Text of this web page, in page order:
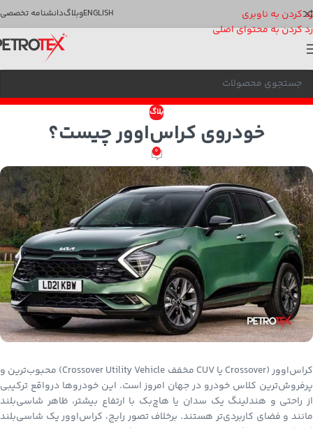
رد کردن به ناوبری
رد کردن به محتوای اصلی
ENGLISHوبلاگدانشنامه تخصصی
بلاگ
خودروی کراس‌اوور چیست؟
0
کراس‌اوور (Crossover یا CUV مخفف Crossover Utility Vehicle) محبوب‌ترین و
پرفروش‌ترین کلاس خودرو در جهان امروز است. این خودروها درواقع ترکیبی
از راحتی و هندلینگ یک سدان یا هاچ‌بک با ارتفاع بیشتر، ظاهر شاسی‌بلند
مانند و فضای کاربردی‌تر هستند. برخلاف تصور رایج، کراس‌اوور یک شاسی‌بلند